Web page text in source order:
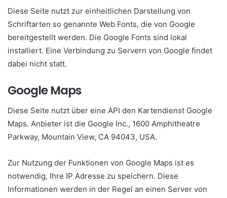
Diese Seite nutzt zur einheitlichen Darstellung von
Schriftarten so genannte Web Fonts, die von Google
bereitgestellt werden. Die Google Fonts sind lokal
installiert. Eine Verbindung zu Servern von Google findet
dabei nicht statt.
Google Maps
Diese Seite nutzt über eine API den Kartendienst Google
Maps. Anbieter ist die Google Inc., 1600 Amphitheatre
Parkway, Mountain View, CA 94043, USA.
Zur Nutzung der Funktionen von Google Maps ist es
notwendig, Ihre IP Adresse zu speichern. Diese
Informationen werden in der Regel an einen Server von